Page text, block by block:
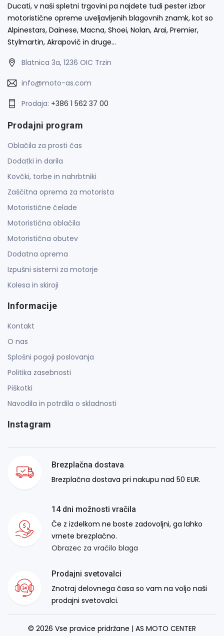
Ducati, v naši spletni trgovini pa najdete tudi pester izbor
motoristične opreme uveljavljenih blagovnih znamk, kot so
Alpinestars, Dainese, Macna, Shoei, Nolan, Arai, Premier,
Stylmartin, Akrapovič in druge…
Blatnica 3a, 1236 OIC Trzin
info@moto-as.com
Prodaja: +386 1 562 37 00
Prodajni program
Oblačila za prosti čas
Dodatki in darila
Kovčki, torbe in nahrbtniki
Zaščitna oprema za motorista
Motoristične čelade
Motoristična oblačila
Motoristična obutev
Dodatna oprema
Izpušni sistemi za motorje
Kolesa in skiroji
Informacije
Kontakt
O nas
Splošni pogoji poslovanja
Politika zasebnosti
Piškotki
Navodila in potrdila o skladnosti
Instagram
Brezplačna dostava
Brezplačna dostava pri nakupu nad 50 EUR.
14 dni možnosti vračila
Če z izdelkom ne boste zadovoljni, ga lahko
vrnete brezplačno.
Obrazec za vračilo blaga
Prodajni svetovalci
Znotraj delovnega časa so vam na voljo naši
prodajni svetovalci.
© 2026 Vse pravice pridržane | AS MOTO CENTER